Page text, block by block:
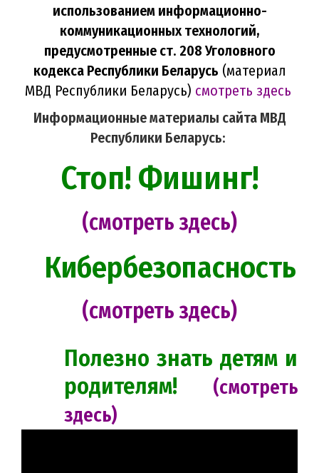
использованием информационно-
коммуникационных технологий,
предусмотренные ст. 208 Уголовного
кодекса Республики Беларусь (материал
МВД Республики Беларусь) смотреть здесь
Информационные материалы сайта МВД
Республики Беларусь:
Стоп! Фишинг!
(смотреть здесь)
Кибербезопасность
(смотреть здесь)
Полезно знать детям и
родителям! (смотреть
здесь)